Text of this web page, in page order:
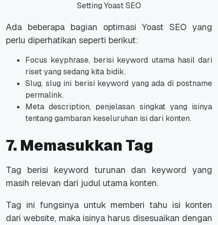
Setting Yoast SEO
Ada beberapa bagian optimasi Yoast SEO yang
perlu diperhatikan seperti berikut:
Focus keyphrase, berisi keyword utama hasil dari
riset yang sedang kita bidik.
Slug, slug ini berisi keyword yang ada di postname
permalink.
Meta description, penjelasan singkat yang isinya
tentang gambaran keseluruhan isi dari konten.
7. Memasukkan Tag
Tag berisi keyword turunan dan keyword yang
masih relevan dari judul utama konten.
Tag ini fungsinya untuk memberi tahu isi konten
dari website, maka isinya harus disesuaikan dengan